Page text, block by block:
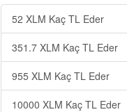
52 XLM Kaç TL Eder
351.7 XLM Kaç TL Eder
955 XLM Kaç TL Eder
10000 XLM Kaç TL Eder